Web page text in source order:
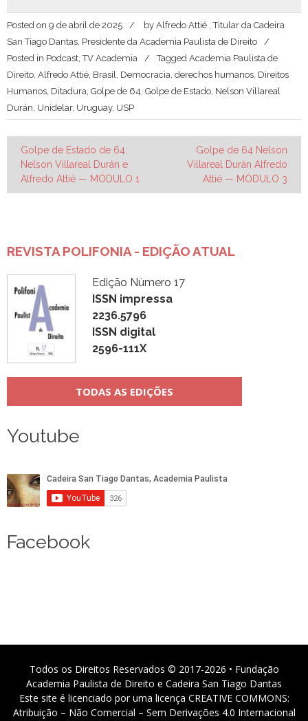
Posted on 9 de abril de 2025 by Alfredo Attié , Titular da Cadeira
San Tiago Dantas, Presidente da Academia Paulista de Direito
Posted in Podcast,TV Academia Tagged Academia Paulista de
Direito, Alfredo Attié, Brasil, Democracia, derechos humanos, Direitos
Humanos, Ditadura, Golpe de 64, Golpe de Estado, Nelson Villareal
Durán, Unidelar, Uruguay, USP
Navegação
de
Post
Golpe de Estado de 64:
Nelson Villareal Durán e
Alfredo Attié — MÓDULO 1
Golpe de 64 Nelson
Villareal Durán Alfredo
Attié — MÓDULO 3
REVISTA POLIFONIA - EDIÇÃO ATUAL
Edição Número 17
ISSN impressa
2236.5796
ISSN digital
2596-111X
TODAS AS EDIÇÕES
Youtube
Facebook
Todos os Direitos Reservados © 2017-2026 • Fundação
Academia Paulista de Direito e Cadeira San Tiago Dantas
Este site é licenciado por uma licença CREATIVE COMMONS:
Atribuição – Não Comercial – Sem Derivações 4.0 Internacional